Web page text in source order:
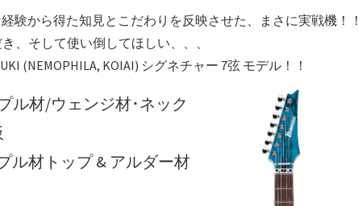
験から得た知見とこだわりを反映させた、まさに実戦機！！
、そして使い倒してほしい、、、
(NEMOPHILA, KOIAI) シグネチャー 7弦 モデル！！
ル材/ウェンジ材･ネック
ル材トップ & アルダー材